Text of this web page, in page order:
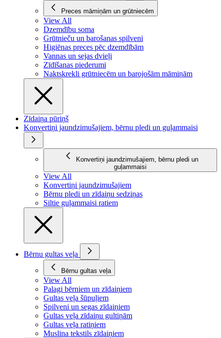
Preces māmiņām un grūtniecēm
View All
Dzemdību soma
Grūtnieču un barošanas spilveni
Higiēnas preces pēc dzemdībām
Vannas un sejas dvieļi
Zīdīšanas piederumi
Naktskrekli grūtniecēm un barojošām māmiņām
Zīdaiņa pūriņš
Konvertiņi jaundzimušajiem, bērnu pledi un guļammaisi
Konvertiņi jaundzimušajiem, bērnu pledi un
guļammaisi
View All
Konvertiņi jaundzimušajiem
Bērnu pledi un zīdaiņu sedziņas
Siltie guļammaisi ratiem
Bērnu gultas veļa
Bērnu gultas veļa
View All
Palagi bērniem un zīdaiņiem
Gultas veļa šūpuļiem
Spilveni un segas zīdaiņiem
Gultas veļa zīdaiņu gultiņām
Gultas veļa ratiņiem
Muslina tekstils zīdaiņiem